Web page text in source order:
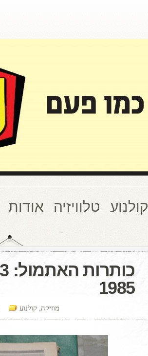
קולנוע טלוויזיה אודות
1985
מוזיקה, קולנוע